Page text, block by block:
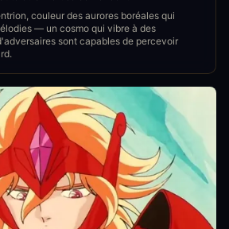
couleur des aurores boréales qui
— un cosmo qui vibre à des
sont capables de percevoir